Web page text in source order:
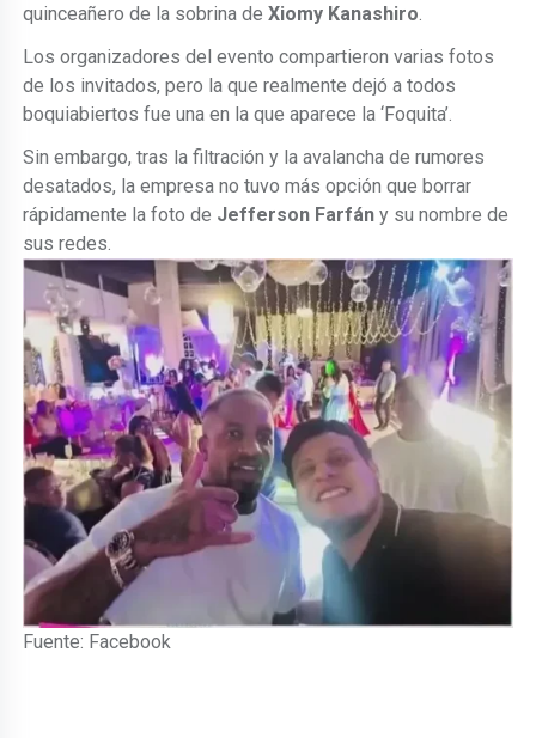
quinceañero de la sobrina deXiomy Kanashiro
Los organizadores del evento compartieron varias fotos
de los invitados, pero la que realmente dejó a todos
boquiabiertos fue una en la que aparece la ‘Foquita’.
Sin embargo, tras la filtración y la avalancha de rumores
desatados, la empresa no tuvo más opción que borrar
rápidamente la foto de Jefferson Farfány su nombre de
sus redes.
Fuente: Facebook